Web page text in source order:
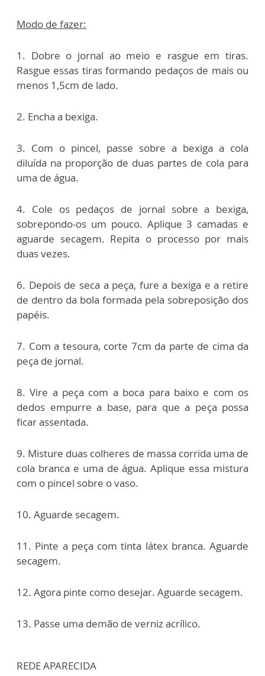
Modo de fazer:
1. Dobre o jornal ao meio e rasgue em tiras.
Rasgue essas tiras formando pedaços de mais ou
menos 1,5cm de lado.
2. Encha a bexiga.
3. Com o pincel, passe sobre a bexiga a cola
diluída na proporção de duas partes de cola para
uma de água.
4. Cole os pedaços de jornal sobre a bexiga,
sobrepondo-os um pouco. Aplique 3 camadas e
aguarde secagem. Repita o processo por mais
duas vezes.
6. Depois de seca a peça, fure a bexiga e a retire
de dentro da bola formada pela sobreposição dos
papéis.
7. Com a tesoura, corte 7cm da parte de cima da
peça de jornal.
8. Vire a peça com a boca para baixo e com os
dedos empurre a base, para que a peça possa
ficar assentada.
9. Misture duas colheres de massa corrida uma de
cola branca e uma de água. Aplique essa mistura
com o pincel sobre o vaso.
10. Aguarde secagem.
11. Pinte a peça com tinta látex branca. Aguarde
secagem.
12. Agora pinte como desejar. Aguarde secagem.
13. Passe uma demão de verniz acrílico.
REDE APARECIDA